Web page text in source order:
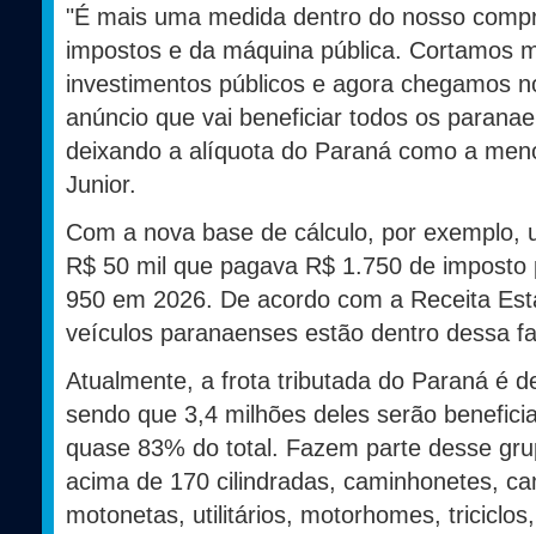
"É mais uma medida dentro do nosso
impostos e da máquina pública. Cortamos
investimentos públicos e agora chegamos
anúncio que vai beneficiar todos os
deixando a alíquota do Paraná como a
Junior.
Com a nova base de cálculo, por exemplo,
R$ 50 mil que pagava R$ 1.750 de
950 em 2026. De acordo com a Receita
veículos paranaenses estão dentro dessa
Atualmente, a frota tributada do Paraná é
sendo que 3,4 milhões deles serão
quase 83% do total. Fazem parte desse
acima de 170 cilindradas, caminhonetes,
motonetas, utilitários, motorhomes,